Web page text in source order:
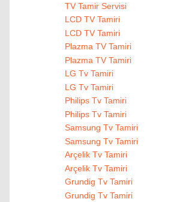
TV Tamir Servisi
LCD TV Tamiri
LCD TV Tamiri
Plazma TV Tamiri
Plazma TV Tamiri
LG Tv Tamiri
LG Tv Tamiri
Philips Tv Tamiri
Philips Tv Tamiri
Samsung Tv Tamiri
Samsung Tv Tamiri
Arçelik Tv Tamiri
Arçelik Tv Tamiri
Grundig Tv Tamiri
Grundig Tv Tamiri